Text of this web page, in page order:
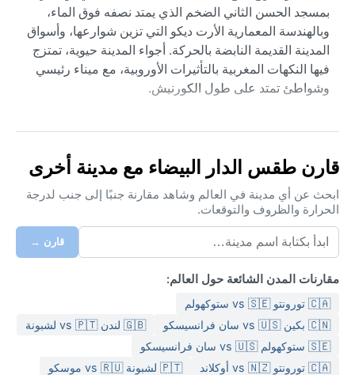
بمسجد الحسن الثاني الضخم الذي يمتد نصفه فوق الماء،
وبالهندسة المعمارية الأرت ديكو التي تزين شوارعها، وأسواق
المدينة القديمة النابضة بالحركة. أجواء المدينة حيوية، تمتزج
فيها النكهات المغربية بالتأثيرات الأوروبية، مع ميناء رئيسي
وشواطئ تمتد على طول الكورنيش.
(Csa). الصيف حار وجاف من يونيو إلى سبتمبر، حيث تتراوح
الحرارة بين 25 و30 درجة مئوية، مع رطوبة نسبية مرتفعة
قادمة من المحيط. الشتاء معتدل وماطر من نوفمبر إلى
مارس، وتتدنى الحرارة إلى 10-20 درجة، مع هطول الأمطار
وزيادة الغيوم. الحقيبة المثالية: ملابس خفيفة للصيف، وسترة
خفيفة لليالي الشتاء الباردة، ومظلة للمطر.
أفضل الأوقات لزيارة الدار البيضاء من حيث الطقس هي فصلا
الربيع (مارس-مايو) والخريف (سبتمبر-نوفمبر)، حين تكون
البحري الذي يغطي المدينة صباحاً في فترات معينة، وموجات
الحر المحدودة في الصيف. لا تشهد أعاصير أو رياح موسمية
عنيفة، لكن الرياح الأطلسية تنعش الأجواء غالباً.
قارن طقس الدار البيضاء مع مدينة أخرى
ابحث عن أي مدينة في العالم وشاهد مقارنة جنبًا إلى جنب لدرجة
الحرارة والظروف والتوقعات.
قارن →
مقارنات المدن الشائعة حول العالم:
🇨🇦 تورونتو vs 🇸🇪 ستوكهولم
🇨🇳 بكين vs 🇺🇸 سان فرانسيسكو
🇬🇧 لندن vs 🇵🇹 لشبونة
🇸🇪 ستوكهولم vs 🇺🇸 سان فرانسيسكو
🇨🇦 تورونتو vs 🇳🇿 أوكلاند
🇵🇹 لشبونة vs 🇷🇺 موسكو